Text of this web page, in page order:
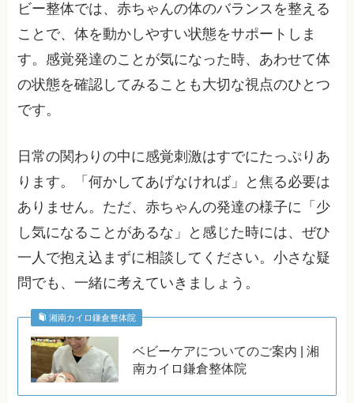
ビー整体では、赤ちゃんの体のバランスを整える
ことで、体を動かしやすい状態をサポートしま
す。感覚発達のことが気になった時、あわせて体
の状態を確認してみることも大切な視点のひとつ
です。
日常の関わりの中に感覚刺激はすでにたっぷりあ
ります。「何かしてあげなければ」と焦る必要は
ありません。ただ、赤ちゃんの発達の様子に「少
し気になることがあるな」と感じた時には、ぜひ
一人で抱え込まずに相談してください。小さな疑
問でも、一緒に考えていきましょう。
湘南カイロ鎌倉整体院
ベビーケアについてのご案内 | 湘
南カイロ鎌倉整体院